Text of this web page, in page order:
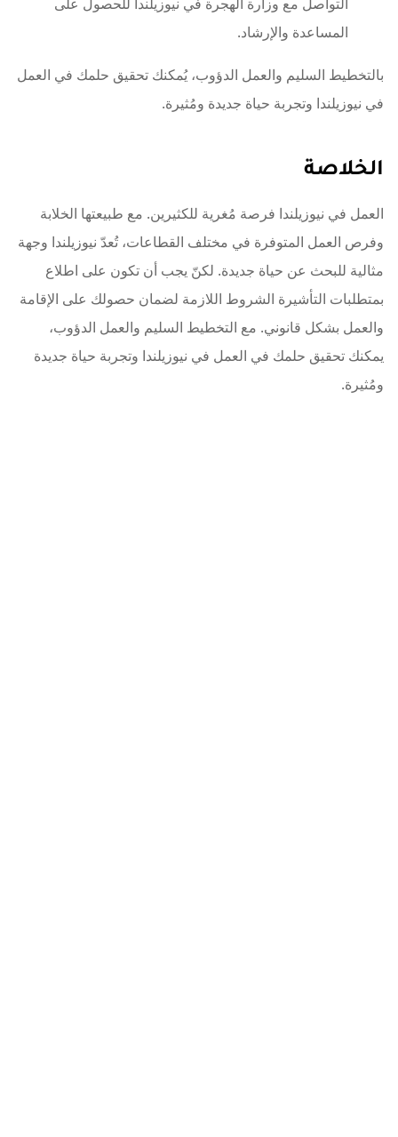
المساعدة والإرشاد.
بالتخطيط السليم والعمل الدؤوب، يُمكنك تحقيق حلمك في العمل
في نيوزيلندا وتجربة حياة جديدة ومُثيرة.
الخلاصة
العمل في نيوزيلندا فرصة مُغرية للكثيرين. مع طبيعتها الخلابة
وفرص العمل المتوفرة في مختلف القطاعات، تُعدّ نيوزيلندا وجهة
مثالية للبحث عن حياة جديدة. لكنّ يجب أن تكون على اطلاع
بمتطلبات التأشيرة الشروط اللازمة لضمان حصولك على الإقامة
والعمل بشكل قانوني. مع التخطيط السليم والعمل الدؤوب،
يمكنك تحقيق حلمك في العمل في نيوزيلندا وتجربة حياة جديدة
ومُثيرة.